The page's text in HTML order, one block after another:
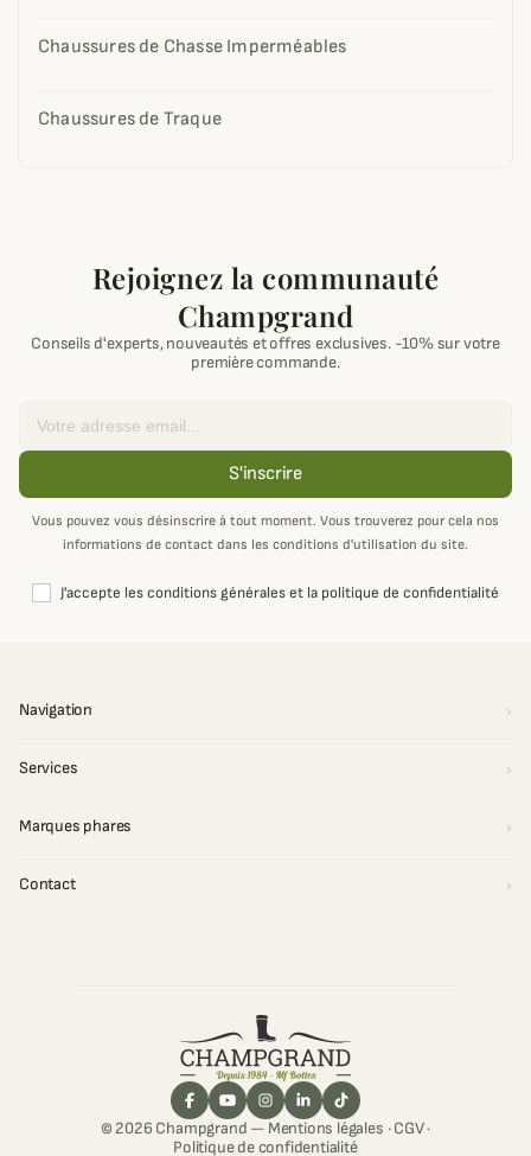
Chaussures de Chasse Imperméables
Chaussures de Traque
Rejoignez la communauté
Champgrand
Conseils d'experts, nouveautés et offres exclusives. -10% sur votre
première commande.
S'inscrire
Vous pouvez vous désinscrire à tout moment. Vous trouverez pour cela nos
informations de contact dans les conditions d'utilisation du site.
J'accepte les conditions générales et la politique de confidentialité
Navigation
Services
Marques phares
Contact
© 2026 Champgrand — Mentions légales ·CGV·
Politique de confidentialité